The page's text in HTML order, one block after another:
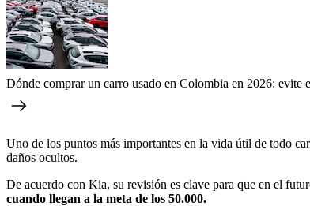
Dónde comprar un carro usado en Colombia en 2026: evite
Uno de los puntos más importantes en la vida útil de todo
daños ocultos.
De acuerdo con Kia, su revisión es clave para que en el
cuando llegan a la meta de los 50.000.